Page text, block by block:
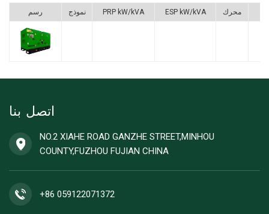
رسم نموذج PRP kW/kVA ESP kW/kVA محرك
اتصل بنا
NO.2 XIAHE ROAD GANZHE STREET,MINHOU
COUNTY,FUZHOU FUJIAN CHINA
+86 059122071372